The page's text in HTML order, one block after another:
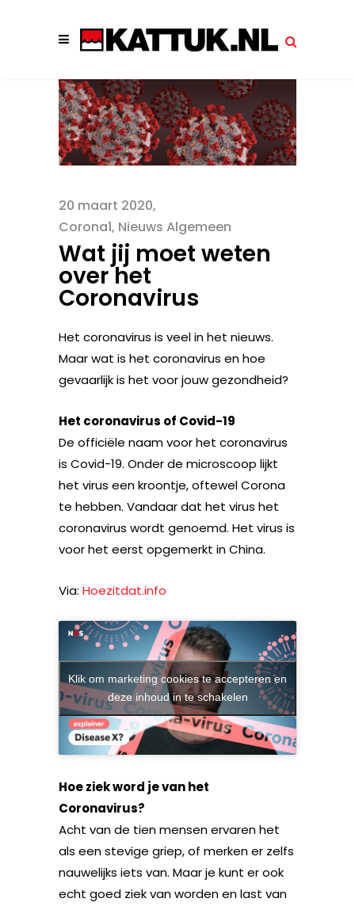
20 maart 2020
Corona1, Nieuws Algemeen
Wat jij moet weten
over het
Coronavirus
Het coronavirus is veel in het nieuws.
Maar wat is het coronavirus en hoe
gevaarlijk is het voor jouw gezondheid?
Het coronavirus of Covid-19
De officiële naam voor het coronavirus
is Covid-19. Onder de microscoop lijkt
het virus een kroontje, oftewel Corona
te hebben. Vandaar dat het virus het
coronavirus wordt genoemd. Het virus is
voor het eerst opgemerkt in China.
Via: Hoezitdat.info
Klik om marketing cookies te accepteren en
deze inhoud in te schakelen
Hoe ziek word je van het
Coronavirus?
Acht van de tien mensen ervaren het
als een stevige griep, of merken er zelfs
nauwelijks iets van. Maar je kunt er ook
echt goed ziek van worden en last van